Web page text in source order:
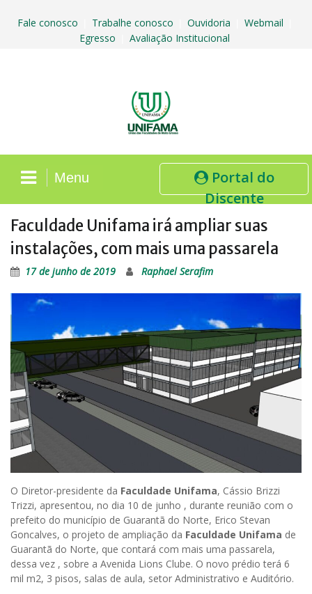
Fale conosco Trabalhe conosco Ouvidoria Webmail
Egresso Avaliação Institucional
Portal do
Discente
Menu
Faculdade Unifama irá ampliar suas
instalações, com mais uma passarela
17 de junho de 2019 Raphael Serafim
O Diretor-presidente da Faculdade Unifama, Cássio Brizzi
Trizzi, apresentou, no dia 10 de junho , durante reunião com o
prefeito do município de Guarantã do Norte, Erico Stevan
Goncalves, o projeto de ampliação da Faculdade Unifama de
Guarantã do Norte, que contará com mais uma passarela,
dessa vez , sobre a Avenida Lions Clube. O novo prédio terá 6
mil m2, 3 pisos, salas de aula, setor Administrativo e Auditório.